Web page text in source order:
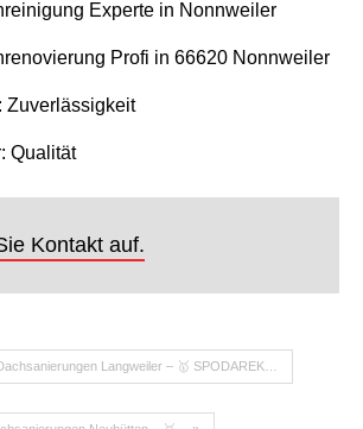
Kontakt auf.
Langweiler – 🥇 SPODAREK…